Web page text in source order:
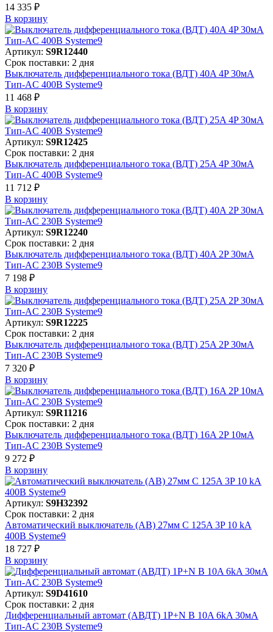
14 335 ₽
В корзинy
Артикул: S9R12440
Срок поставки: 2 дня
Выключатель дифференциального тока (ВДТ) 40A 4P 30мА
Тип-AC 400В Systeme9
11 468 ₽
В корзинy
Артикул: S9R12425
Срок поставки: 2 дня
Выключатель дифференциального тока (ВДТ) 25A 4P 30мА
Тип-AC 400В Systeme9
11 712 ₽
В корзинy
Артикул: S9R12240
Срок поставки: 2 дня
Выключатель дифференциального тока (ВДТ) 40A 2P 30мА
Тип-AC 230В Systeme9
7 198 ₽
В корзинy
Артикул: S9R12225
Срок поставки: 2 дня
Выключатель дифференциального тока (ВДТ) 25A 2P 30мА
Тип-AC 230В Systeme9
7 320 ₽
В корзинy
Артикул: S9R11216
Срок поставки: 2 дня
Выключатель дифференциального тока (ВДТ) 16A 2P 10мА
Тип-AC 230В Systeme9
9 272 ₽
В корзинy
Артикул: S9H32392
Срок поставки: 2 дня
Автоматический выключатель (АВ) 27мм C 125A 3P 10 kA
400В Systeme9
18 727 ₽
В корзинy
Артикул: S9D41610
Срок поставки: 2 дня
Дифференциальный автомат (АВДТ) 1P+N B 10A 6kA 30мА
Тип-AC 230В Systeme9